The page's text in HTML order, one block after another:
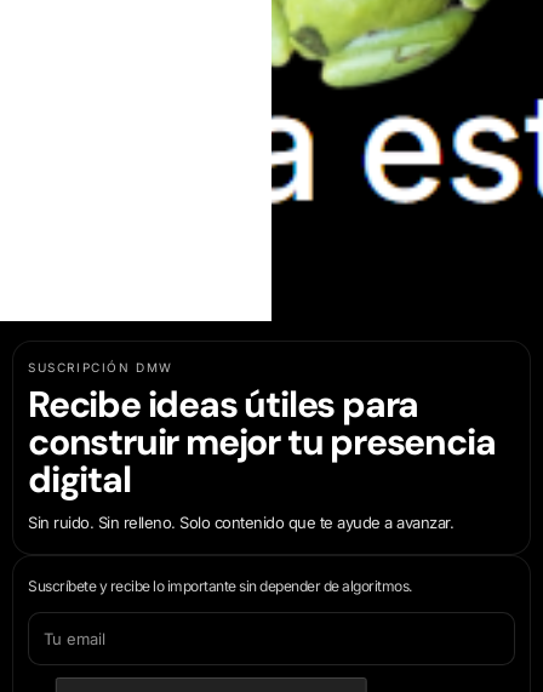
SUSCRIPCIÓN DMW
Recibe ideas útiles para
construir mejor tu presencia
digital
Sin ruido. Sin relleno. Solo contenido que te ayude a avanzar.
Suscríbete y recibe lo importante sin depender de algoritmos.